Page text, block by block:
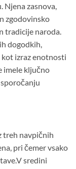
zasnova,
zgodovinsko
tradicije naroda.
dogodkih,
izraz enotnosti
imele ključno
treh navpičnih
pri čemer vsako
sredini